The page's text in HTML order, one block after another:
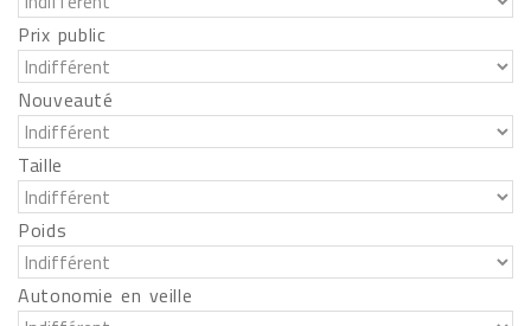
Prix public
Nouveauté
Taille
Poids
Autonomie en veille